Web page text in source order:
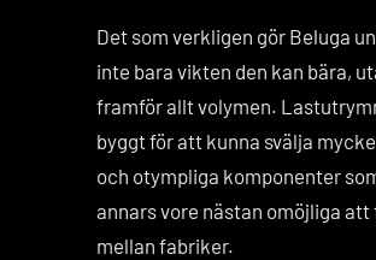
Det som verkligen gör Beluga
inte bara vikten den kan bära,
framför allt volymen.
byggt för att kunna svälja
och otympliga komponenter
annars vore nästan omöjliga att
mellan fabriker.